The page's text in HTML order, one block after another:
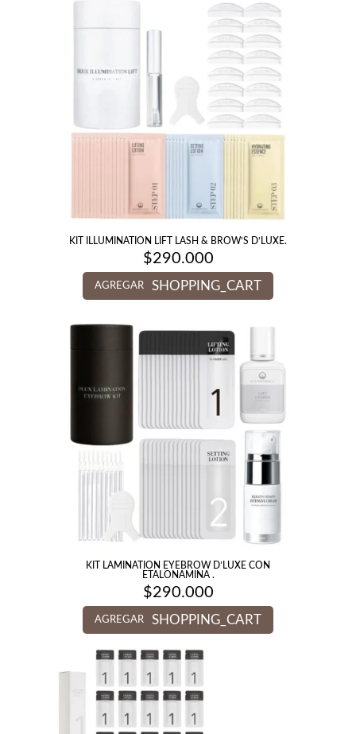
KIT ILLUMINATION LIFT LASH & BROW’S D’LUXE.
$290.000
AGREGAR SHOPPING_CART
KIT LAMINATION EYEBROW D’LUXE CON
ETALONAMINA .
$290.000
AGREGAR SHOPPING_CART